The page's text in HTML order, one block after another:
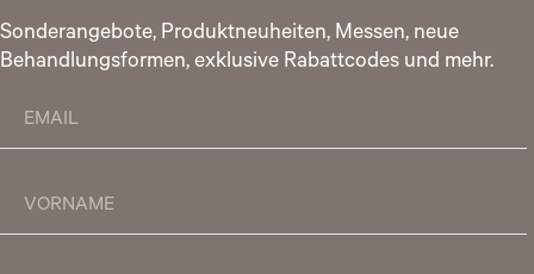
Sonderangebote, Produktneuheiten, Messen, neue
Behandlungsformen, exklusive Rabattcodes und mehr.